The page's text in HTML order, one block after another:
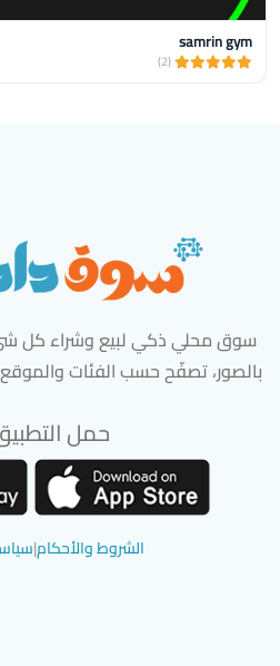
samrin gym
(2)
سوق محلي ذكي لبيع وشراء كل
بالصور، تصفّح حسب الفئات
حمل
الشروط والأحكام|